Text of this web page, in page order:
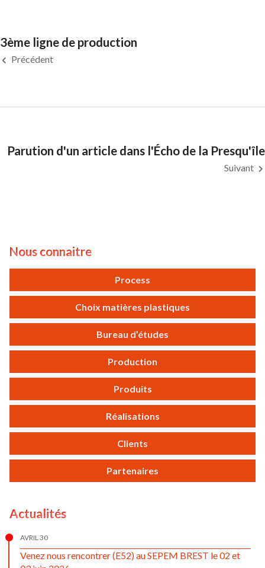
3ème ligne de production
Précédent
Parution d'un article dans l'Écho de la Presqu'île
Suivant
Nous connaitre
Process
Choix matières plastiques
Bureau d’études
Production
Produits
Réalisations
Clients
Partenaires
Actualités
AVRIL 30
Venez nous rencontrer (E52) au SEPEM BREST le 02 et